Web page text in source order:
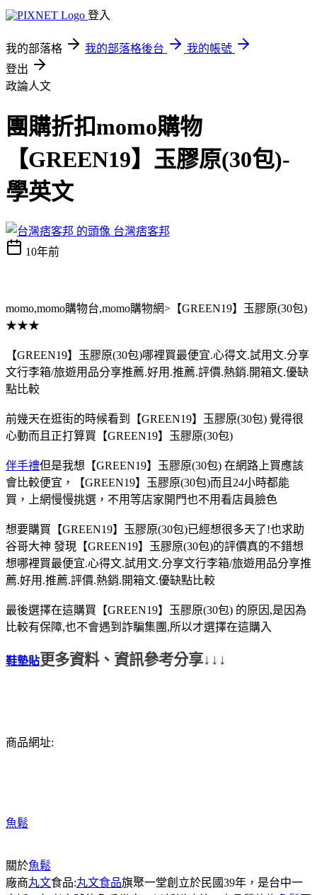
登入
我的部落格 我的部落格後台
我的帳號
登出
政論人文
團購折扣momo購物
【GREEN19】玉膠原(30包)-
學英文
台灣痞客邦
10年前
momo,momo購物台,momo購物網>【GREEN19】玉膠原(30包)
★★★
【GREEN19】玉膠原(30包)哪裡買最便宜.心得文.試用文.分享
文行李箱/旅遊用品分享推薦.好用.推薦.評價.熱銷.開箱文.優缺
點比較
前幾天在逛街的時候看到【GREEN19】玉膠原(30包) 覺得很
心動而且正打算買【GREEN19】玉膠原(30包)
伴手禮但是我想【GREEN19】玉膠原(30包) 在網路上買應該
會比較便宜，【GREEN19】玉膠原(30包)而且24小時都能
買，上網慢慢挑選，不用等店家開門也不用看店員臉色
想要購買【GREEN19】玉膠原(30包)已經想很多天了!也求助
谷哥大神 發現【GREEN19】玉膠原(30包)的評價真的不錯想
想哪裡買最便宜.心得文.試用文.分享文行李箱/旅遊用品分享推
薦.好用.推薦.評價.熱銷.開箱文.優缺點比較
最後選擇在這購買【GREEN19】玉膠原(30包) 的原因,是因為
比較有保障,也不會遇到詐騙集團,所以才選擇在這購入
鞋墊貼更多資料、資訊參考分享↓↓↓
商品網址:
魚鬆
關於魚鬆
廠商丸文食品:丸文食品旗聚一堂創立於民國39年，是台中一